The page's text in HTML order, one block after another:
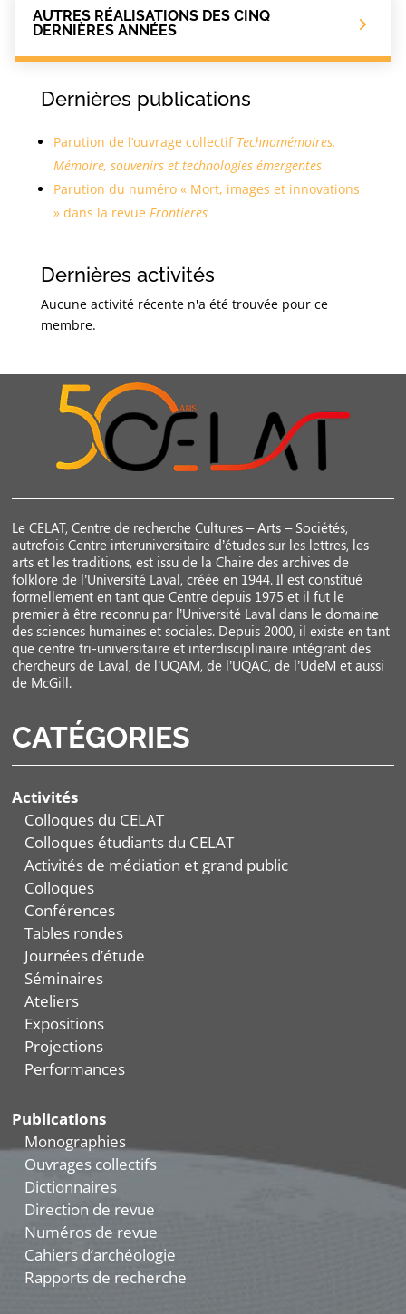
AUTRES RÉALISATIONS DES CINQ
DERNIÈRES ANNÉES
Dernières publications
Parution de l’ouvrage collectif Technomémoires.
Mémoire, souvenirs et technologies émergentes
Parution du numéro « Mort, images et innovations
» dans la revue Frontières
Dernières activités
Aucune activité récente n'a été trouvée pour ce
membre.
Le CELAT, Centre de recherche Cultures – Arts – Sociétés,
autrefois Centre interuniversitaire d’études sur les lettres, les
arts et les traditions, est issu de la Chaire des archives de
folklore de l’Université Laval, créée en 1944. Il est constitué
formellement en tant que Centre depuis 1975 et il fut le
premier à être reconnu par l’Université Laval dans le domaine
des sciences humaines et sociales. Depuis 2000, il existe en tant
que centre tri-universitaire et interdisciplinaire intégrant des
chercheurs de Laval, de l’UQAM, de l’UQAC, de l’UdeM et aussi
de McGill.
CATÉGORIES
Activités
Colloques du CELAT
Colloques étudiants du CELAT
Activités de médiation et grand public
Colloques
Conférences
Tables rondes
Journées d’étude
Séminaires
Ateliers
Expositions
Projections
Performances
Publications
Monographies
Ouvrages collectifs
Dictionnaires
Direction de revue
Numéros de revue
Cahiers d’archéologie
Rapports de recherche